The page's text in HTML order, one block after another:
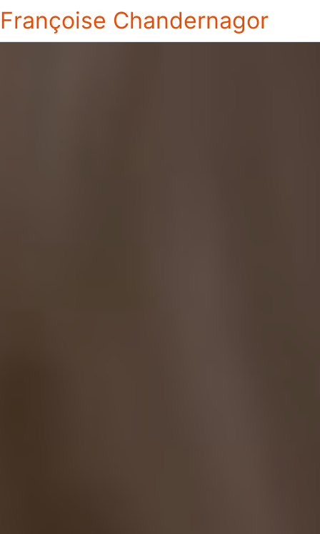
Françoise Chandernagor